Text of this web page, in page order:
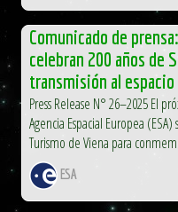
Comunicado de
celebran 200 años de
transmisión al
Press Release N° 26–2025 El
Agencia Espacial Europea
Turismo de Viena para
ESA